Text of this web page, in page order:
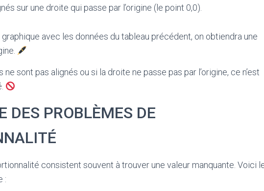
sur une droite qui passe par l’origine (le point 0,0).
graphique avec les données du tableau précédent, on obtiendra une
ne sont pas alignés ou si la droite ne passe pas par l’origine, ce n’est
DES PROBLÈMES DE
consistent souvent à trouver une valeur manquante. Voici
: